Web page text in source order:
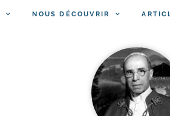
NOUS DÉCOUVRIR